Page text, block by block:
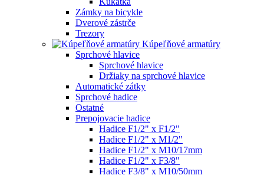
Zámky na bicykle
Dverové zástrče
Trezory
Kúpeľňové armatúry
Sprchové hlavice
Sprchové hlavice
Držiaky na sprchové hlavice
Automatické zátky
Sprchové hadice
Ostatné
Prepojovacie hadice
Hadice F1/2" x F1/2"
Hadice F1/2" x M1/2"
Hadice F1/2" x M10/17mm
Hadice F1/2" x F3/8"
Hadice F3/8" x M10/50mm